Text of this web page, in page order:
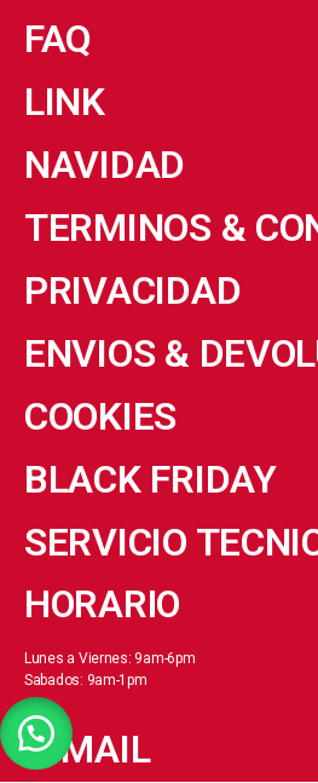
FAQ
LINK
NAVIDAD
TERMINOS &
PRIVACIDAD
ENVIOS &
COOKIES
BLACK FRIDAY
SERVICIO
HORARIO
Lunes a Viernes: 9am-6pm
Sabados: 9am-1pm
E-MAIL